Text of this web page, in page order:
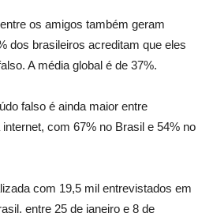
os amigos também geram
dos brasileiros acreditam que eles
A média global é de 37%.
falso é ainda maior entre
com 67% no Brasil e 54% no
com 19,5 mil entrevistados em
entre 25 de janeiro e 8 de